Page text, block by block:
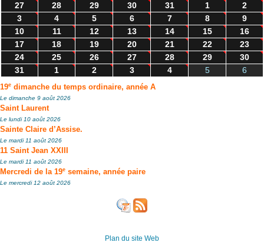
27 28 29 30 31 1
2
3
4 5 6 7 8
9
10
11 12 13 14 15
16
17
18 19 20 21 22
23
24
25 26 27 28 29
30
31
1 2 3 4 5 6
19e dimanche du temps ordinaire, année A
Le dimanche 9 août 2026
Saint Laurent
Le lundi 10 août 2026
Sainte Claire d’Assise.
Le mardi 11 août 2026
11 Saint Jean XXIII
Le mardi 11 août 2026
Mercredi de la 19e semaine, année paire
Le mercredi 12 août 2026
Plan du site Web